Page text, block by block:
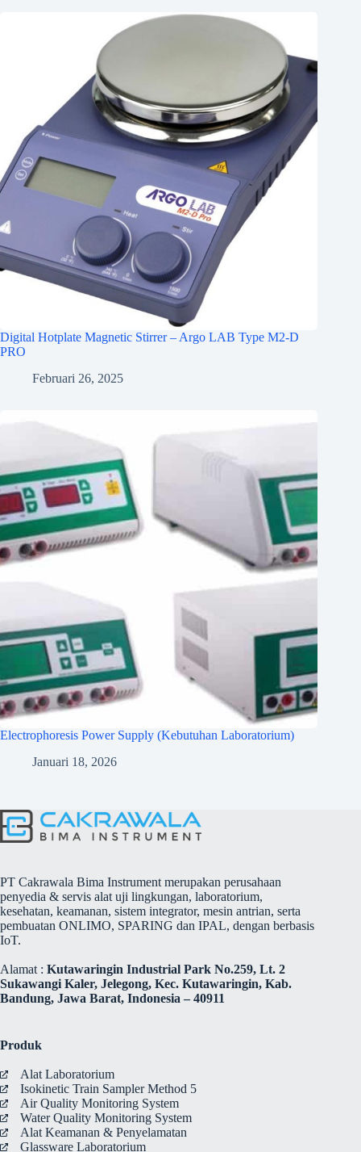
Digital Hotplate Magnetic Stirrer – Argo LAB Type M2-D
PRO
Februari 26, 2025
Electrophoresis Power Supply (Kebutuhan Laboratorium)
Januari 18, 2026
PT Cakrawala Bima Instrument merupakan perusahaan
penyedia & servis alat uji lingkungan, laboratorium,
kesehatan, keamanan, sistem integrator, mesin antrian, serta
pembuatan ONLIMO, SPARING dan IPAL, dengan berbasis
IoT.
Alamat : Kutawaringin Industrial Park No.259, Lt. 2
Sukawangi Kaler, Jelegong, Kec. Kutawaringin, Kab.
Bandung, Jawa Barat, Indonesia – 40911
Produk
Alat Laboratorium
Isokinetic Train Sampler Method 5
Air Quality Monitoring System
Water Quality Monitoring System
Alat Keamanan & Penyelamatan
Glassware Laboratorium